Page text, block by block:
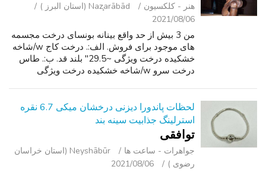
هنر - کلکسیون
Naz̧arābād (استان البرز )
2021/08/06
من 3 بیش از حد واقع بینانه بونسای درخت مجسمه
های موجود برای فروش. الف:. درخت کاج w/شاخه
خشکیده درخت ویژگی ~29.5" بلند قد. ب:. طاس
درخت سرو w/شاخه خشکیده درخت ویژگی
لحظات پاندورا دیزنی درخشان میکی 6.7 نقره
استرلینگ جذابیت سینه بند
توافقی
جواهرات - ساعت ‌ها
Neyshābūr (استان خراسان
رضوی )
2021/08/06